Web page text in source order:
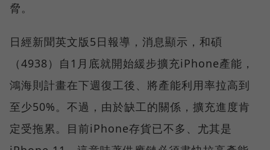
脅。
日經新聞英文版5日報導，消息顯示，和碩
（4938）自1月底就開始緩步擴充iPhone產能，
鴻海則計畫在下週復工後、將產能利用率拉高到
至少50%。不過，由於缺工的關係，擴充進度肯
定受拖累。目前iPhone存貨已不多、尤其是